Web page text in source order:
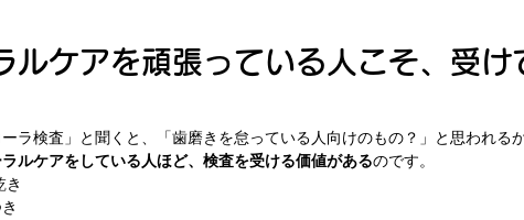
ルケアを頑張っている人こそ、受け
ーラ検査」と聞くと、「歯磨きを怠っている人向けのもの？」と思われる
ルケアをしている人ほど、検査を受ける価値があるのです。
き